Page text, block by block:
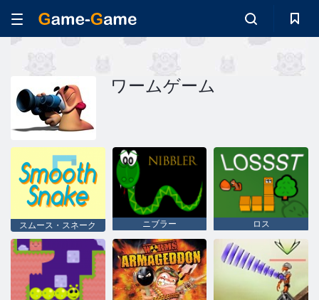
ワームゲーム
スムース・スネーク ニブラー ロス